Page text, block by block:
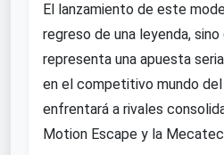
El lanzamiento de este
regreso de una leyenda,
representa una apuesta
en el competitivo mundo
enfrentará a rivales
Motion Escape y la